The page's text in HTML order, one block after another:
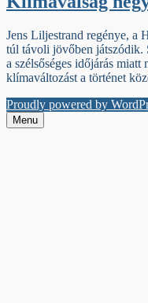
Jens Liljestrand regénye, a
túl távoli jövőben játszódik.
a szélsőséges időjárás
klímaváltozást a történet
Proudly powered by
Menu